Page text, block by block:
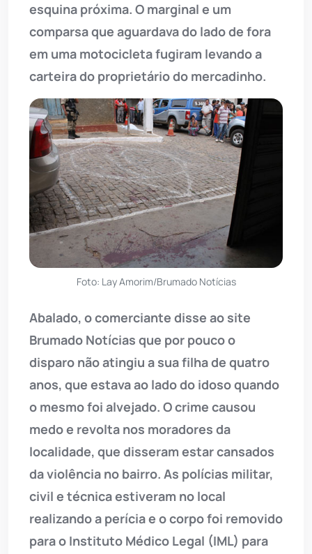
esquina próxima. O marginal e um
comparsa que aguardava do lado de fora
em uma motocicleta fugiram levando a
carteira do proprietário do mercadinho.
Foto: Lay Amorim/Brumado Notícias
Abalado, o comerciante disse ao site
Brumado Notícias que por pouco o
disparo não atingiu a sua filha de quatro
anos, que estava ao lado do idoso quando
o mesmo foi alvejado. O crime causou
medo e revolta nos moradores da
localidade, que disseram estar cansados
da violência no bairro. As polícias militar,
civil e técnica estiveram no local
realizando a perícia e o corpo foi removido
para o Instituto Médico Legal (IML) para